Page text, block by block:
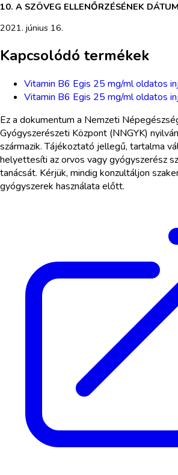
10. A SZÖVEG ELLENŐRZÉSÉNEK
2021. június 16.
Kapcsolódó termékek
Vitamin B6 Egis 25 mg/ml oldatos
Vitamin B6 Egis 25 mg/ml oldatos
Ez a dokumentum a Nemzeti
Gyógyszerészeti Központ (NNGYK)
származik. Tájékoztató jellegű, tartalma
helyettesíti az orvos vagy gyógyszerész
tanácsát. Kérjük, mindig konzultáljon
gyógyszerek használata előtt.